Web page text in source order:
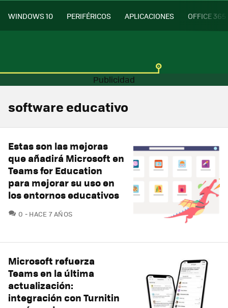
WINDOWS 10 PERIFÉRICOS APLICACIONES OFFICE 365
software educativo
Estas son las mejoras
que añadirá Microsoft en
Teams for Education
para mejorar su uso en
los entornos educativos
0 COMENTARIOS
HACE 7 AÑOS
Microsoft refuerza
Teams en la última
actualización:
integración con Turnitin